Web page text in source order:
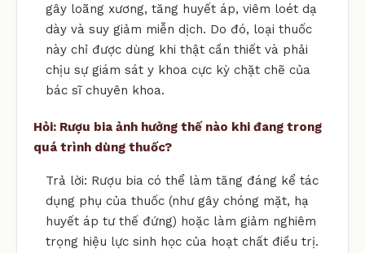
gây loãng xương, tăng huyết áp, viêm loét dạ
dày và suy giảm miễn dịch. Do đó, loại thuốc
này chỉ được dùng khi thật cần thiết và phải
chịu sự giám sát y khoa cực kỳ chặt chẽ của
bác sĩ chuyên khoa.
Hỏi: Rượu bia ảnh hưởng thế nào khi đang trong
quá trình dùng thuốc?
Trả lời: Rượu bia có thể làm tăng đáng kể tác
dụng phụ của thuốc (như gây chóng mặt, hạ
huyết áp tư thế đứng) hoặc làm giảm nghiêm
trọng hiệu lực sinh học của hoạt chất điều trị.